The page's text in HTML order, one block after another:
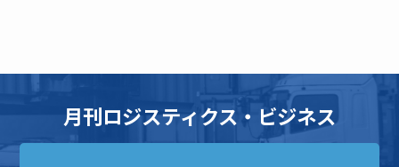
月刊ロジスティクス・ビジネス